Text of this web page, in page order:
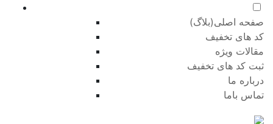
صفحه اصلی(بلاگ)
کد های تخفیف
مقالات ویژه
ثبت کد های تخفیف
درباره ما
تماس باما